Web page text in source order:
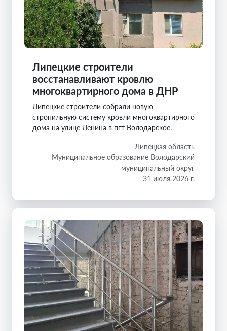
Липецкие строители
восстанавливают кровлю
многоквартирного дома в ДНР
Липецкие строители собрали новую
стропильную систему кровли многоквартирного
дома на улице Ленина в пгт Володарское.
Липецкая область
Муниципальное образование Володарский
муниципальный округ
31 июля 2026 г.